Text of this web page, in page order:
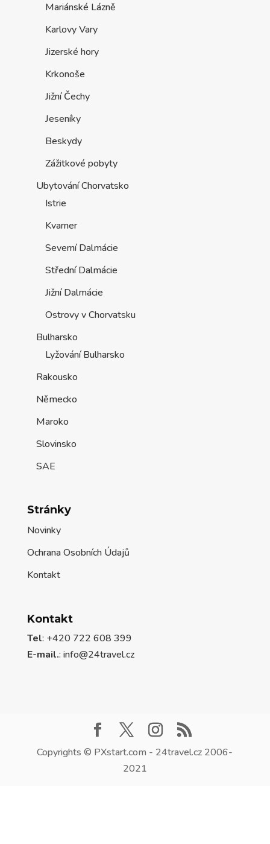
Mariánské Lázně
Karlovy Vary
Jizerské hory
Krkonoše
Jižní Čechy
Jeseníky
Beskydy
Zážitkové pobyty
Ubytování Chorvatsko
Istrie
Kvarner
Severní Dalmácie
Střední Dalmácie
Jižní Dalmácie
Ostrovy v Chorvatsku
Bulharsko
Lyžování Bulharsko
Rakousko
Německo
Maroko
Slovinsko
SAE
Stránky
Novinky
Ochrana Osobních Údajů
Kontakt
Kontakt
Tel: +420 722 608 399
E-mail.: info@24travel.cz
Copyrights © PXstart.com - 24travel.cz 2006-
2021